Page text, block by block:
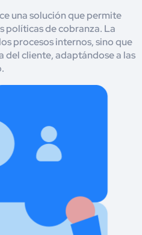
una solución que permite
políticas de cobranza. La
procesos internos, sino que
del cliente, adaptándose a las